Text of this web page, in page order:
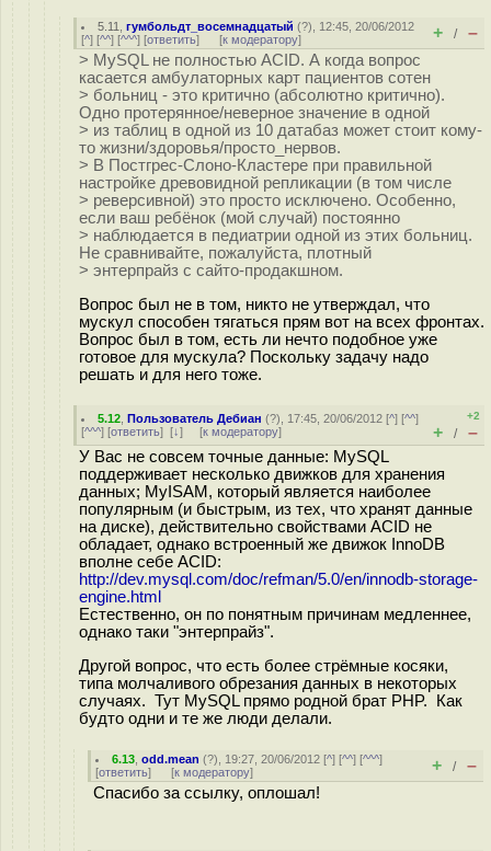
5.11 ,гумбольдт_восемнадцатый (?), 12:45, 20/06/2012
[^] [^^] [^^^] [ответить] [к модератору] + / –
> MySQL не полностью ACID. А когда вопрос
касается амбулаторных карт пациентов сотен
> больниц - это критично (абсолютно критично).
Одно протерянное/неверное значение в одной
> из таблиц в одной из 10 датабаз может стоит кому-
то жизни/здоровья/просто_нервов.
> В Постгрес-Слоно-Кластере при правильной
настройке древовидной репликации (в том числе
> реверсивной) это просто исключено. Особенно,
если ваш ребёнок (мой случай) постоянно
> наблюдается в педиатрии одной из этих больниц.
Не сравнивайте, пожалуйста, плотный
> энтерпрайз с сайто-продакшном.
Вопрос был не в том, никто не утверждал, что
мускул способен тягаться прям вот на всех фронтах.
Вопрос был в том, есть ли нечто подобное уже
готовое для мускула? Поскольку задачу надо
решать и для него тоже.
5.12 ,Пользователь Дебиан (?), 17:45, 20/06/2012 [^] [^^]
[^^^] [ответить] [↓] [к модератору]
+2
+ / –
У Вас не совсем точные данные: MySQL
поддерживает несколько движков для хранения
данных; MyISAM, который является наиболее
популярным (и быстрым, из тех, что хранят данные
на диске), действительно свойствами ACID не
обладает, однако встроенный же движок InnoDB
вполне себе ACID:
http://dev.mysql.com/doc/refman/5.0/en/innodb-storage-
engine.html
Естественно, он по понятным причинам медленнее,
однако таки "энтерпрайз".
Другой вопрос, что есть более стрёмные косяки,
типа молчаливого обрезания данных в некоторых
случаях. Тут MySQL прямо родной брат PHP. Как
будто одни и те же люди делали.
6.13 ,odd.mean (?), 19:27, 20/06/2012 [^] [^^] [^^^]
[ответить] [к модератору] + / –
Спасибо за ссылку, оплошал!